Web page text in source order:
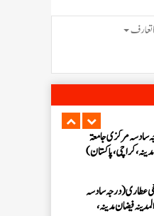
تعارفمرکز ی جامعۃ
عطاری (درجہ سادسہ
فیضان مدینہ،
عطاری (درجہ
فیضان رضا
سابعہ مرکزی
بغداد،